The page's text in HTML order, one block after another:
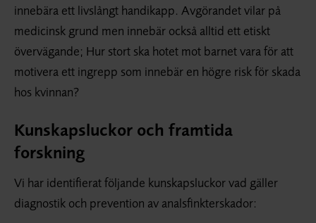
innebära ett livslångt handikapp. Avgörandet vilar på
medicinsk grund men innebär också alltid ett etiskt
övervägande; Hur stort ska hotet mot barnet vara för att
motivera ett ingrepp som innebär en högre risk för skada
hos kvinnan?
Kunskapsluckor och framtida
forskning
Vi har identifierat följande kunskapsluckor vad gäller
diagnostik och prevention av analsfinkterskador: